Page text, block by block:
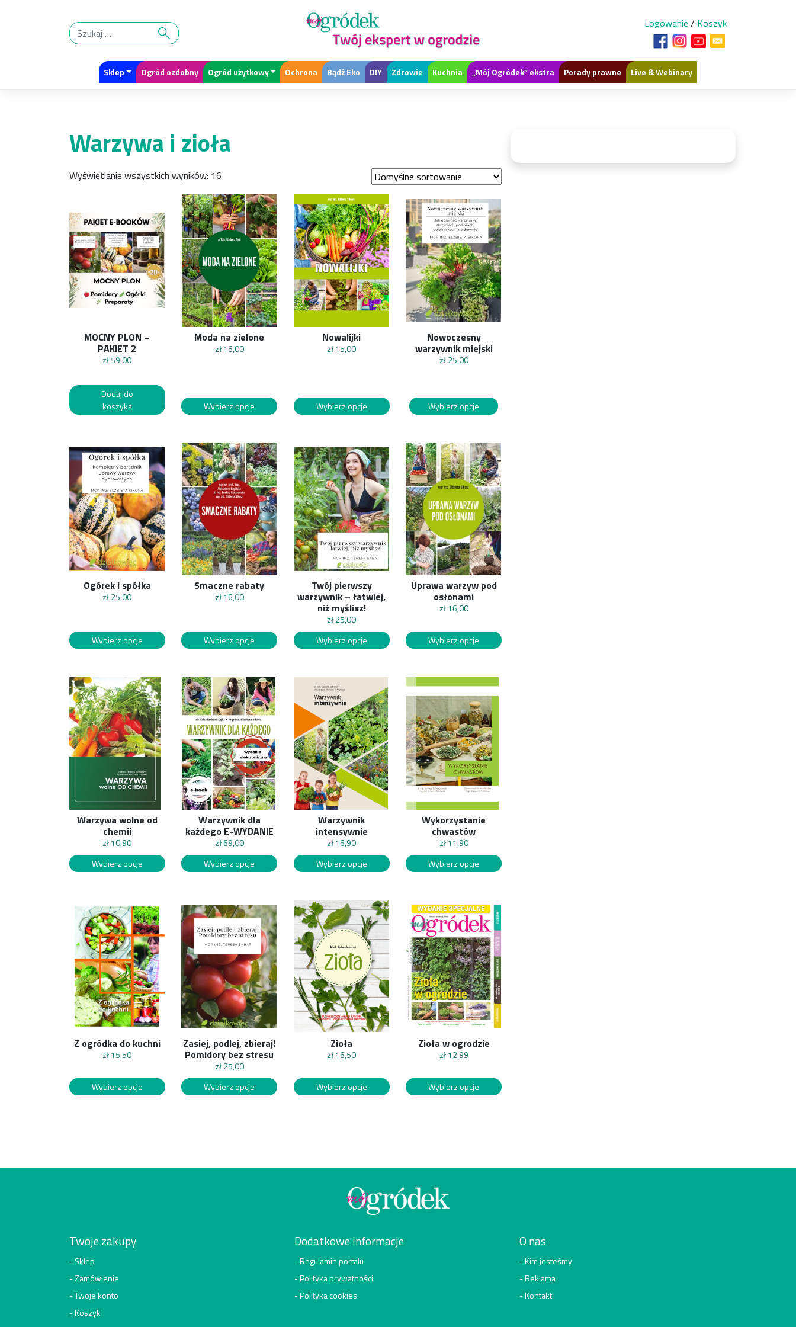
Logowanie / Koszyk
Sklep Ogród ozdobny Ogród użytkowy Ochrona Bądź Eko DIY Zdrowie Kuchnia „Mój Ogródek” ekstra Porady prawne Live & Webinary
Warzywa i zioła
Wyświetlanie wszystkich wyników: 16
MOCNY PLON –
PAKIET 2
zł59,00
Dodaj do
koszyka
Moda na zielone
zł16,00
Wybierz opcje
Nowalijki
zł15,00
Wybierz opcje
Nowoczesny
warzywnik miejski
zł25,00
Wybierz opcje
Ogórek i spółka
zł25,00
Wybierz opcje
Smaczne rabaty
zł16,00
Wybierz opcje
Twój pierwszy
warzywnik – łatwiej,
niż myślisz!
zł25,00
Wybierz opcje
Uprawa warzyw pod
osłonami
zł16,00
Wybierz opcje
Warzywa wolne od
chemii
zł10,90
Wybierz opcje
Warzywnik dla
każdego E-WYDANIE
zł69,00
Wybierz opcje
Warzywnik
intensywnie
zł16,90
Wybierz opcje
Wykorzystanie
chwastów
zł11,90
Wybierz opcje
Z ogródka do kuchni
zł15,50
Wybierz opcje
Zasiej, podlej, zbieraj!
Pomidory bez stresu
zł25,00
Wybierz opcje
Zioła
zł16,50
Wybierz opcje
Zioła w ogrodzie
zł12,99
Wybierz opcje
Twoje zakupy
Sklep
Zamówienie
Twoje konto
Koszyk
Dodatkowe informacje
Regulamin portalu
Polityka prywatności
Polityka cookies
O nas
Kim jesteśmy
Reklama
Kontakt